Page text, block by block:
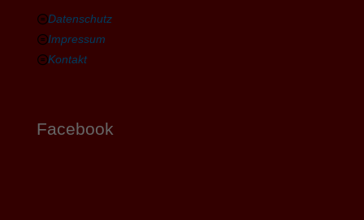
Datenschutz
Impressum
Kontakt
Facebook